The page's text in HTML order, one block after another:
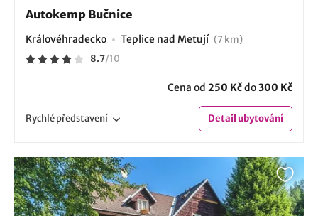
Autokemp Bučnice
Královéhradecko Teplice nad Metují (7 km)
8.7/10
Cena od 250 Kčdo300 Kč
Rychlépředstavení Detailubytování